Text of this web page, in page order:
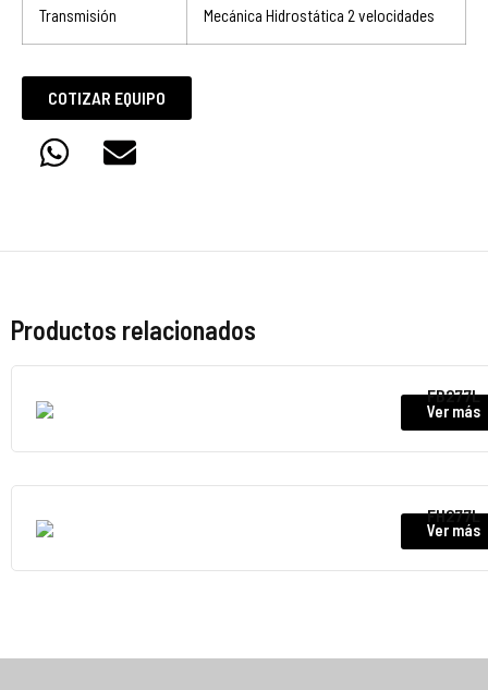
Transmisión Mecánica Hidrostática 2 velocidades
COTIZAR EQUIPO
Productos relacionados
FB277L
Ver más
FH277L
Ver más